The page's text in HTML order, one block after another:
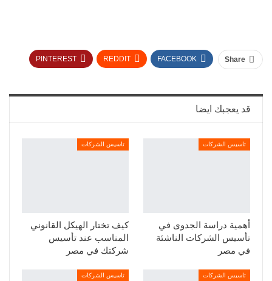
Share
FACEBOOK
REDDIT
PINTEREST
قد يعجبك ايضا
تاسيس الشركات
أهمية دراسة الجدوى في
تأسيس الشركات الناشئة
في مصر
تاسيس الشركات
كيف تختار الهيكل القانوني
المناسب عند تأسيس
شركتك في مصر
تاسيس الشركات تاسيس الشركات